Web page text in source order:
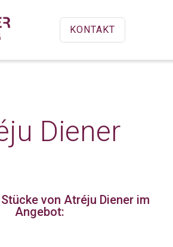
KONTAKT
Diener
von Atréju Diener im
Angebot: